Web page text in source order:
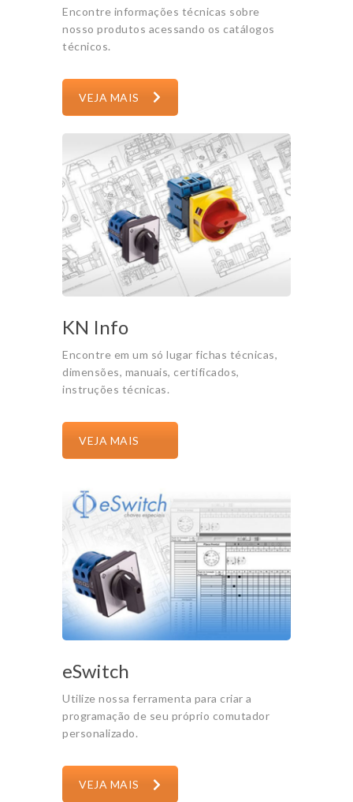
Encontre informações técnicas sobre
nosso produtos acessando os catálogos
técnicos.
VEJA MAIS
KN Info
Encontre em um só lugar fichas técnicas,
dimensões, manuais, certificados,
instruções técnicas.
VEJA MAIS
eSwitch
Utilize nossa ferramenta para criar a
programação de seu próprio comutador
personalizado.
VEJA MAIS